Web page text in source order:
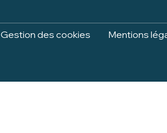
Gestion des cookies Mentions